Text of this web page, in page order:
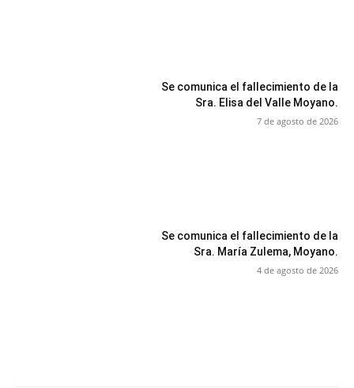
Se comunica el fallecimiento de la
Sra. Elisa del Valle Moyano.
7 de agosto de 2026
Se comunica el fallecimiento de la
Sra. María Zulema, Moyano.
4 de agosto de 2026